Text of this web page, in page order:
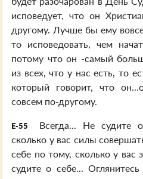
исповедует, что он
другому. Лучше бы ему
то исповедовать, чем
потому что он -самый
из всех, что у нас есть, то
который говорит, что
совсем по-другому.
E-55
Всегда... Не судите
сколько у вас силы
себе по тому, сколько у вас
судите о себе...